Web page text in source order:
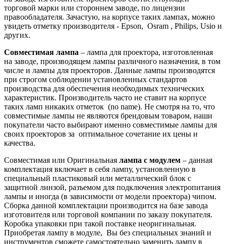
торговой марки или стороннем заводе, по лицензии
правообладателя. Зачастую, на корпусе таких лампах, можно
увидеть отметку производителя - Epson, Osram , Philips, Usio и
других.
Совместимая лампа – лампа для проектора, изготовленная
на заводе, производящем лампы различного назначения, в том
числе и лампы для проекторов. Данные лампы производятся
при строгом соблюдении установленных стандартов
производства для обеспечения необходимых технических
характеристик. Производитель часто не ставит на корпусе
таких ламп никаких отметок (no name). Не смотря на то, что
совместимые лампы не являются брендовым товаром, наши
покупатели часто выбирают именно совместимые лампы для
своих проекторов за оптимальное сочетание их цены и
качества.
Совместимая или Оригинальная лампа с модулем – данная
комплектация включает в себя лампу, установленную в
специальный пластиковый или металлический блок с
защитной линзой, разъемом для подключения электропитания
лампы и иногда (в зависимости от модели проектора) чипом.
Сборка данной комплектации производится на базе завода
изготовителя или торговой компании по заказу покупателя.
Коробка упаковки при такой поставке неоригинальная.
Приобретая лампу в модуле, Вы без специальных знаний и
инструментов сможете самостоятельно заменить лампу в